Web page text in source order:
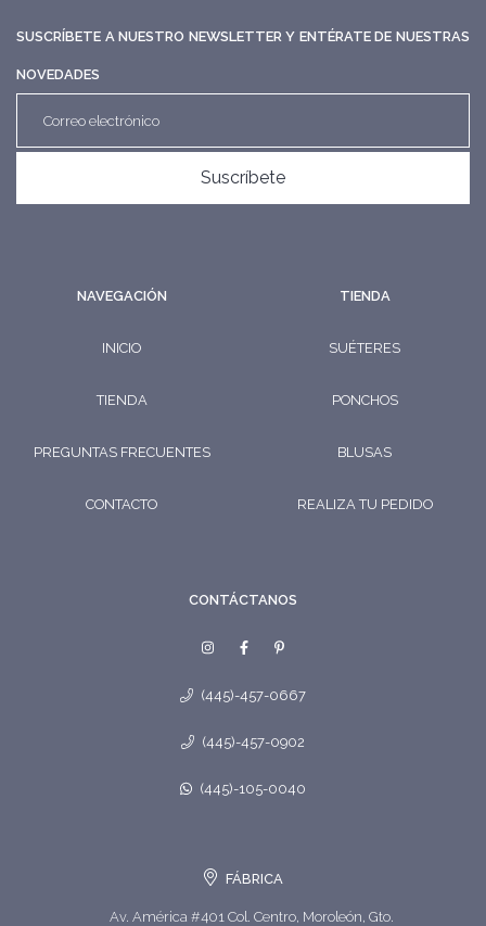
SUSCRÍBETE A NUESTRO NEWSLETTER Y ENTÉRATE DE NUESTRAS
NOVEDADES
Suscríbete
NAVEGACIÓN
INICIO
TIENDA
PREGUNTAS FRECUENTES
CONTACTO
TIENDA
SUÉTERES
PONCHOS
BLUSAS
REALIZA TU PEDIDO
CONTÁCTANOS
(445)-457-0667
(445)-457-0902
(445)-105-0040
FÁBRICA
Av. América #401 Col. Centro, Moroleón, Gto.